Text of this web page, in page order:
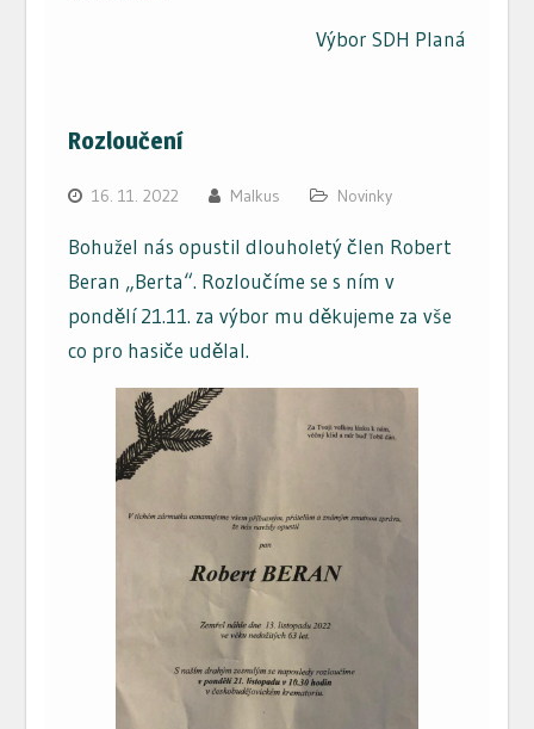
Výbor SDH Planá
Rozloučení
16. 11. 2022 Malkus Novinky
Bohužel nás opustil dlouholetý člen Robert
Beran „Berta“. Rozloučíme se s ním v
pondělí 21.11. za výbor mu děkujeme za vše
co pro hasiče udělal.